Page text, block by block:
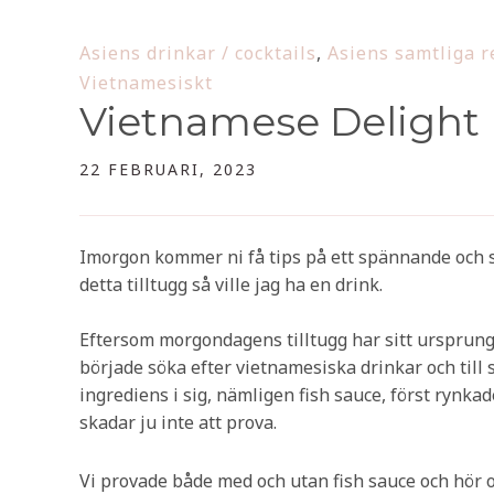
Asiens drinkar / cocktails, Asiens samtliga
Vietnamesiskt
Vietnamese Delight
22 FEBRUARI, 2023
Imorgon kommer ni få tips på ett spännande
detta tilltugg så ville jag ha en drink.
Eftersom morgondagens tilltugg har sitt
började söka efter vietnamesiska drinkar och
ingrediens i sig, nämligen fish sauce, först
skadar ju inte att prova.
Vi provade både med och utan fish sauce och